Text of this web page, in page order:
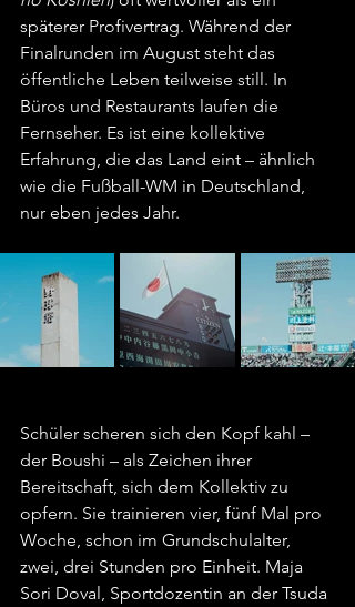
späterer Profivertrag. Während der
Finalrunden im August steht das
öffentliche Leben teilweise still. In
Büros und Restaurants laufen die
Fernseher. Es ist eine kollektive
Erfahrung, die das Land eint – ähnlich
wie die Fußball-WM in Deutschland,
nur eben jedes Jahr.
Schüler scheren sich den Kopf kahl –
der Boushi – als Zeichen ihrer
Bereitschaft, sich dem Kollektiv zu
opfern. Sie trainieren vier, fünf Mal pro
Woche, schon im Grundschulalter,
zwei, drei Stunden pro Einheit. Maja
Sori Doval, Sportdozentin an der Tsuda